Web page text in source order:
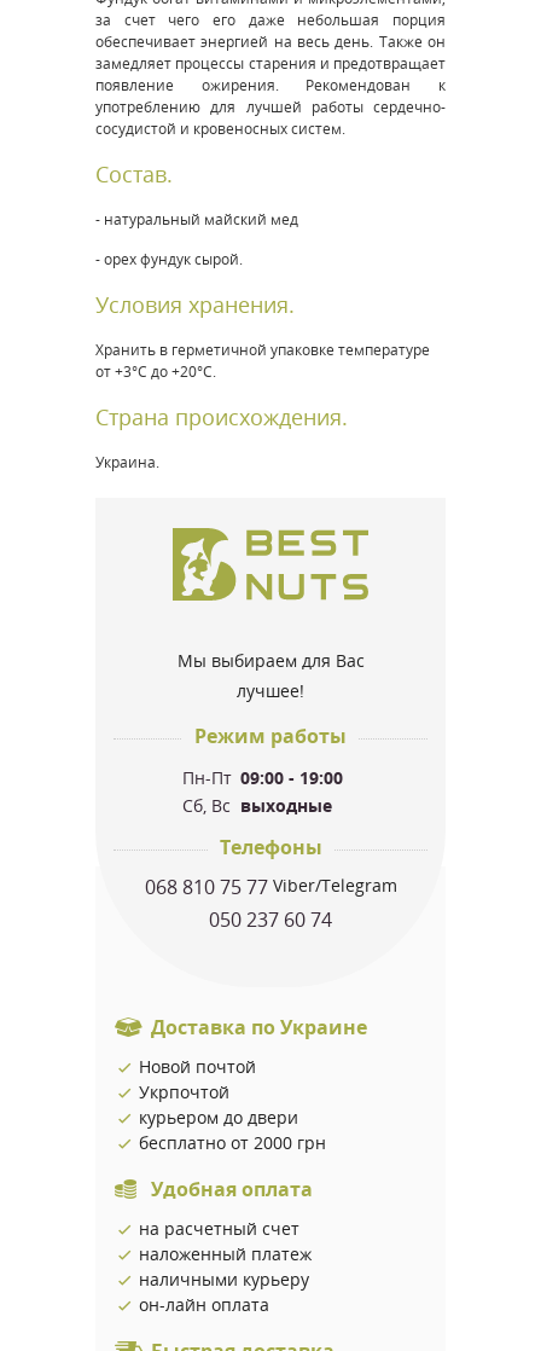
за счет чего его даже небольшая порция
обеспечивает энергией на весь день. Также он
замедляет процессы старения и предотвращает
появление ожирения. Рекомендован к
употреблению для лучшей работы сердечно-
сосудистой и кровеносных систем.
Состав.
- натуральный майский мед
- орех фундук сырой.
Условия хранения.
Хранить в герметичной упаковке температуре
от +3°С до +20°С.
Страна происхождения.
Украина.
Мы выбираем для Вас
лучшее!
Режим работы
Пн-Пт 09:00 - 19:00
Сб, Вс выходные
Телефоны
068 810 75 77Viber/Telegram
050 237 60 74
Доставка по Украине
Новой почтой
Укрпочтой
курьером до двери
бесплатно от 2000 грн
Удобная оплата
на расчетный счет
наложенный платеж
наличными курьеру
он-лайн оплата